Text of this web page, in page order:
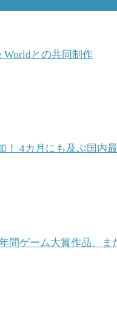
Worldとの共同制作
！ 4カ月にも及ぶ国
ゲーム大賞作品、